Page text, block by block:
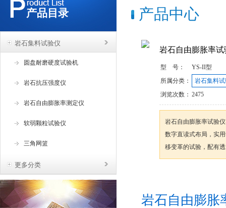
产品目录
岩石集料试验仪
圆盘耐磨硬度试验机
岩石抗压强度仪
岩石自由膨胀率测定仪
软弱颗粒试验仪
三角网篮
更多分类
产品中心
岩石自由膨胀率试
型 号：
YS-II型
所属分类：
岩石集料
浏览次数： 2475
岩石自由膨胀率试验
数字直读式布局，实
移变革的试验，配有
岩石自由膨胀